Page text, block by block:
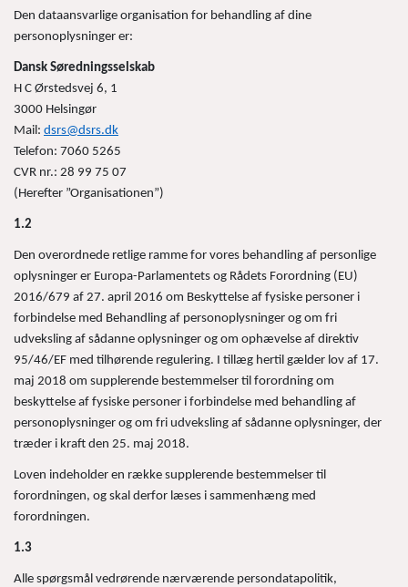
Den dataansvarlige organisation for behandling af dine
personoplysninger er:
Dansk Søredningsselskab
H C Ørstedsvej 6, 1
3000 Helsingør
Mail: dsrs@dsrs.dk
Telefon: 7060 5265
CVR nr.: 28 99 75 07
(Herefter ”Organisationen”)
1.2
Den overordnede retlige ramme for vores behandling af personlige
oplysninger er Europa-Parlamentets og Rådets Forordning (EU)
2016/679 af 27. april 2016 om Beskyttelse af fysiske personer i
forbindelse med Behandling af personoplysninger og om fri
udveksling af sådanne oplysninger og om ophævelse af direktiv
95/46/EF med tilhørende regulering. I tillæg hertil gælder lov af 17.
maj 2018 om supplerende bestemmelser til forordning om
beskyttelse af fysiske personer i forbindelse med behandling af
personoplysninger og om fri udveksling af sådanne oplysninger, der
træder i kraft den 25. maj 2018.
Loven indeholder en række supplerende bestemmelser til
forordningen, og skal derfor læses i sammenhæng med
forordningen.
1.3
Alle spørgsmål vedrørende nærværende persondatapolitik,